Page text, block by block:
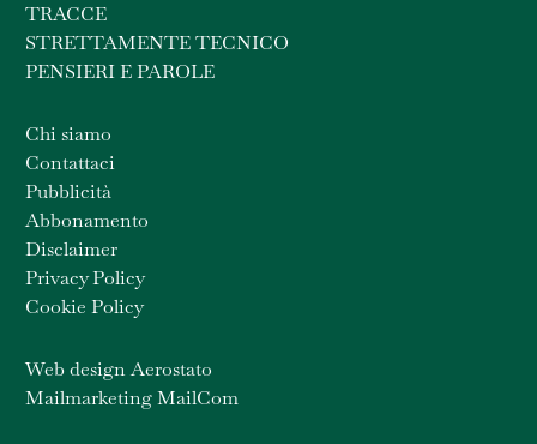
TRACCE
STRETTAMENTE TECNICO
PENSIERI E PAROLE
Chi siamo
Contattaci
Pubblicità
Abbonamento
Disclaimer
Privacy Policy
Cookie Policy
Web design Aerostato
Mailmarketing MailCom